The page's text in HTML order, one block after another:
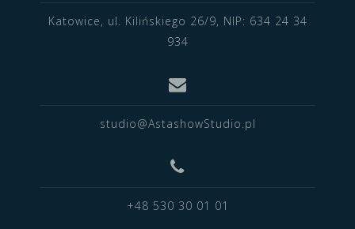
Katowice, ul. Kilińskiego 26/9, NIP: 634 24 34
934
studio@AstashowStudio.pl
+48 530 30 01 01